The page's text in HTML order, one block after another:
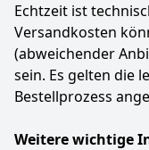
Echtzeit ist
Versandkosten
(abweichender
sein. Es gelten die
Bestellprozess
Weitere wichtige